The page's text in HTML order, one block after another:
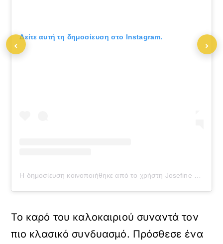
Δείτε αυτή τη δημοσίευση στο Instagram.
Το καρό του καλοκαιριού συναντά τον
πιο κλασικό συνδυασμό. Πρόσθεσε ένα
‹ ›